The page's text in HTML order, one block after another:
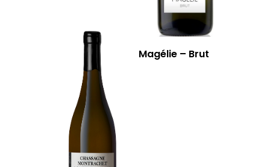
Magélie – Brut